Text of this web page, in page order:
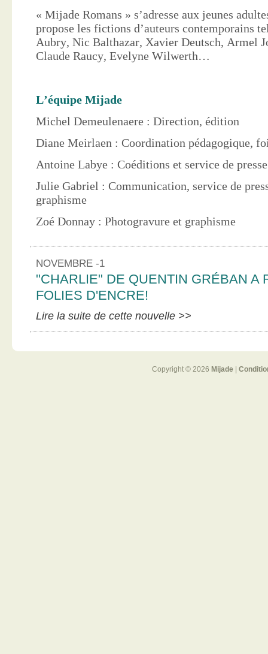
« Mijade Romans » s’adresse aux jeunes
propose les fictions d’auteurs contemporains
Aubry, Nic Balthazar, Xavier Deutsch, Armel
Claude Raucy, Evelyne Wilwerth…
L’équipe Mijade
Michel Demeulenaere : Direction, édition
Diane Meirlaen : Coordination pédagogique,
Antoine Labye : Coéditions et service de
Julie Gabriel : Communication, service de
graphisme
Zoé Donnay : Photogravure et graphisme
NOVEMBRE -1
"CHARLIE" DE QUENTIN GRÉBAN A
FOLIES D'ENCRE!
Lire la suite de cette nouvelle >>
Copyright © 2026 Mijade|